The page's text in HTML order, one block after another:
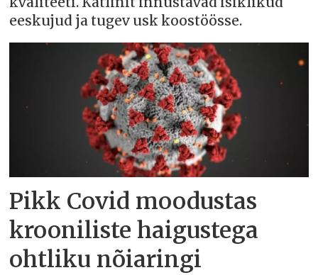
eeskujud ja tugev usk koostöösse.
Pikk Covid moodustas
krooniliste haigustega
ohtliku nõiaringi